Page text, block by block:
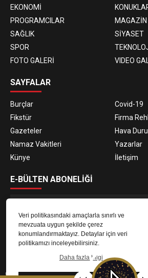
Veri politikasındaki amaçlarla sınırlı ve
mevzuata uygun şekilde çerez
konumlandırmaktayız. Detaylar için veri
politikamızı inceleyebilirsiniz.
Daha fazla bilgi
EKONOMİ
PROGRAMCILAR
MAGAZİN
SAĞLIK
SİYASET
SPOR
FOTO GALERİ
VIDEO
SAYFALAR
Burçlar
Covid-19
Fikstür
Firma
Gazeteler
Hava
Namaz Vakitleri
Yazarlar
Künye
İletişim
E-BÜLTEN ABONELİĞİ
E-Bülten aboneliği ile haberlere daha hızlı erişin.
© 2023Gaziantep Radyo Zeugma. Tüm